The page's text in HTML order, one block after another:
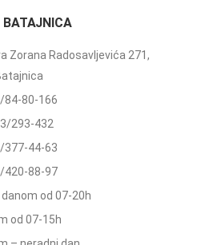
BATAJNICA
Zorana Radosavljevića 271,
84-80-166
293-432
377-44-63
420-88-97
danom od 07-20h
od 07-15h